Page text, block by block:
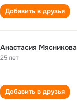
Добавить в друзья
Анастасия Мясникова
25 лет
Добавить в друзья